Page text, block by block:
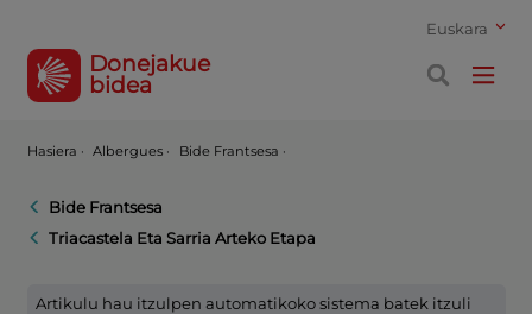
Euskara
Donejakue
bidea
Hasiera · Albergues · Bide Frantsesa ·
Bide Frantsesa
Triacastela Eta Sarria Arteko Etapa
Artikulu hau itzulpen automatikoko sistema batek itzuli